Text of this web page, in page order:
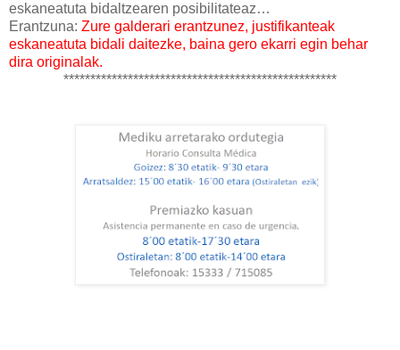
eskaneatuta bidaltzearen posibilitateaz…
Erantzuna: Zure galderari erantzunez, justifikanteak
eskaneatuta bidali daitezke, baina gero ekarri egin behar
dira originalak.
***************************************************